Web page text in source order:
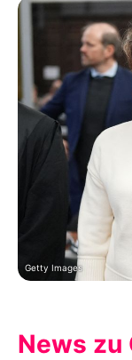
Getty Images
News zu